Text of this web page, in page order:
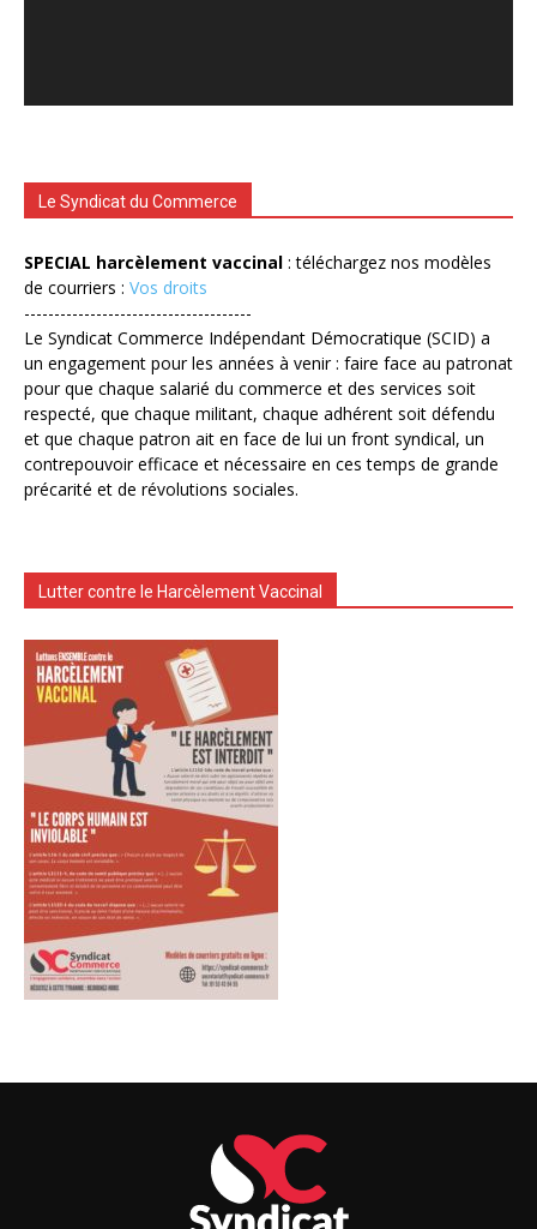
Le Syndicat du Commerce
SPECIAL harcèlement vaccinal : téléchargez nos modèles
de courriers : Vos droits
--------------------------------------
Le Syndicat Commerce Indépendant Démocratique (SCID) a
un engagement pour les années à venir : faire face au patronat
pour que chaque salarié du commerce et des services soit
respecté, que chaque militant, chaque adhérent soit défendu
et que chaque patron ait en face de lui un front syndical, un
contrepouvoir efficace et nécessaire en ces temps de grande
précarité et de révolutions sociales.
Lutter contre le Harcèlement Vaccinal